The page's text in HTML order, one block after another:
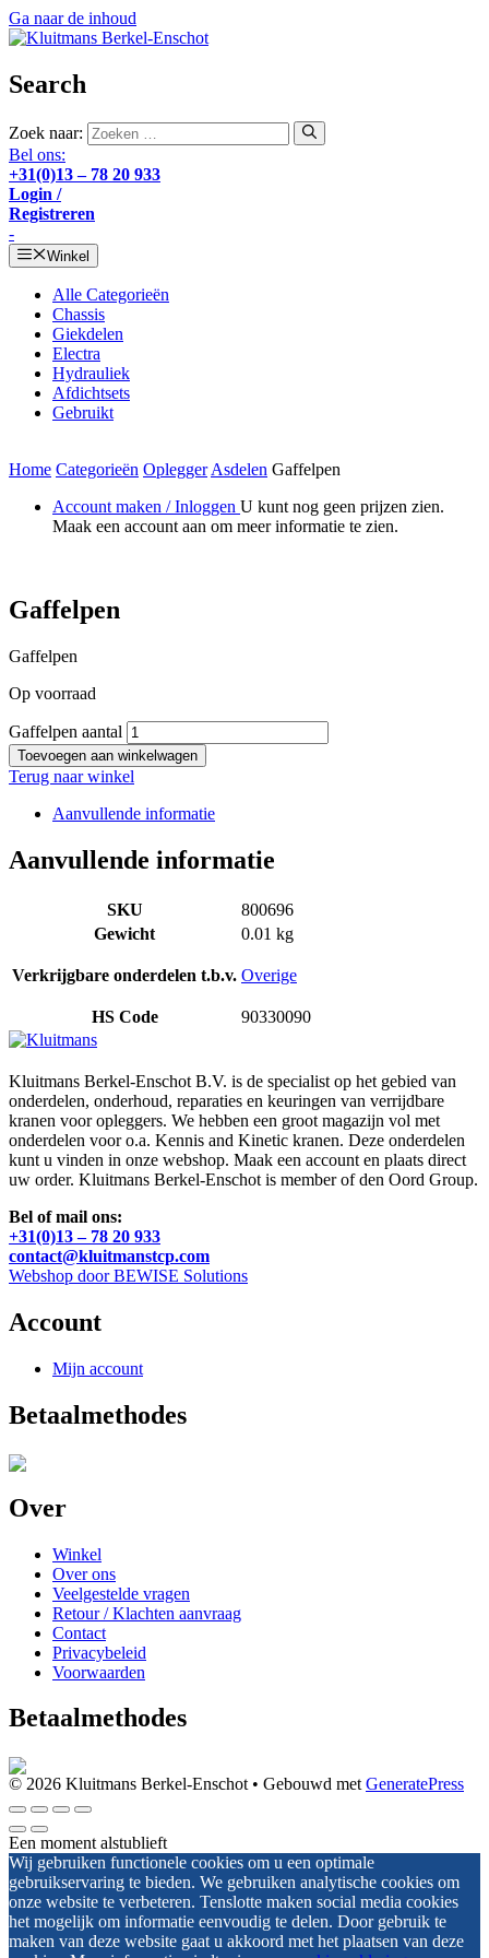
Ga naar de inhoud
Search
Zoek naar:
Bel ons:
+31(0)13 – 78 20 933
Login /
Registreren
-
Winkel
Alle Categorieën
Chassis
Giekdelen
Electra
Hydrauliek
Afdichtsets
Gebruikt
Home Categorieën OpleggerAsdelen Gaffelpen
Account maken / Inloggen U kunt nog geen prijzen zien.
Maak een account aan om meer informatie te zien.
Gaffelpen
Gaffelpen
Op voorraad
Gaffelpen aantal
Toevoegen aan winkelwagen
Terug naar winkel
Aanvullende informatie
Aanvullende informatie
SKU
800696
Gewicht
0.01 kg
Verkrijgbare onderdelen t.b.v. Overige
HS Code 90330090
Kluitmans Berkel-Enschot B.V. is de specialist op het gebied van
onderdelen, onderhoud, reparaties en keuringen van verrijdbare
kranen voor opleggers. We hebben een groot magazijn vol met
onderdelen voor o.a. Kennis and Kinetic kranen. Deze onderdelen
kunt u vinden in onze webshop. Maak een account en plaats direct
uw order. Kluitmans Berkel-Enschot is member of den Oord Group.
Bel of mail ons:
+31(0)13 – 78 20 933
contact@kluitmanstcp.com
Webshop door BEWISE Solutions
Account
Mijn account
Betaalmethodes
Over
Winkel
Over ons
Veelgestelde vragen
Retour / Klachten aanvraag
Contact
Privacybeleid
Voorwaarden
Betaalmethodes
© 2026 Kluitmans Berkel-Enschot • Gebouwd met GeneratePress
Een moment alstublieft
Wij gebruiken functionele cookies om u een optimale
gebruikservaring te bieden. We gebruiken analytische cookies om
onze website te verbeteren. Tenslotte maken social media cookies
het mogelijk om informatie eenvoudig te delen. Door gebruik te
maken van deze website gaat u akkoord met het plaatsen van deze